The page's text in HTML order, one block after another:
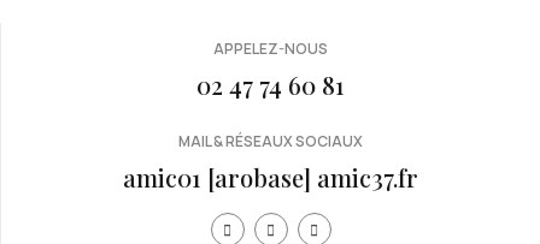
APPELEZ-NOUS
02 47 74 60 81
MAIL & RÉSEAUX SOCIAUX
amic01 [arobase] amic37.fr